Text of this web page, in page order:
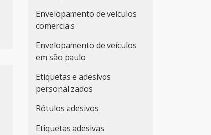
Envelopamento de veículos
comerciais
Envelopamento de veículos
em são paulo
Etiquetas e adesivos
personalizados
Rótulos adesivos
Etiquetas adesivas